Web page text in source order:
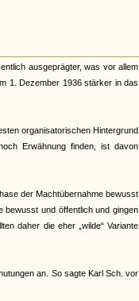
ausgeprägter, was vor allem
1. Dezember 1936 stärker in das
organisatorischen Hintergrund
Erwähnung finden, ist davon
der Machtübernahme bewusst
bewusst und öffentlich und gingen
daher die eher „wilde“ Variante
an. So sagte Karl Sch. vor